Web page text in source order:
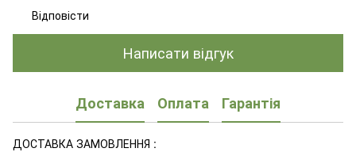
Відповісти
Написати відгук
Доставка Оплата Гарантія
ДОСТАВКА ЗАМОВЛЕННЯ :